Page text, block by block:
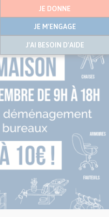
latérale
JE DONNE
JE M'ENGAGE
J'AI BESOIN D'AIDE